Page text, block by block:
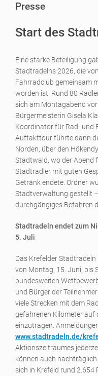
Presse
Start des
Eine starke Beteiligung
Stadtradelns 2026, die
Fahrradclub gemeinsam
worden ist. Rund 80
sich am Montagabend
Bürgermeisterin Gisela
Koordinator für Rad- und
Auftakttour führte dann
Norden, über den
Stadtwald, wo der Abend
Stadtradler mit guten
Getränk endete. Ordner
Stadtverwaltung gestellt
durchgängiges Befahren
Stadtradeln endet zum
5. Juli
Das Krefelder
von Montag, 15. Juni, bis
bundesweiten
und Bürger der
viele Strecken mit dem
gefahrenen Kilometer auf
einzutragen.
www.stadtradeln.de/
Aktionszeitraumes
können auch
sich in Krefeld rund